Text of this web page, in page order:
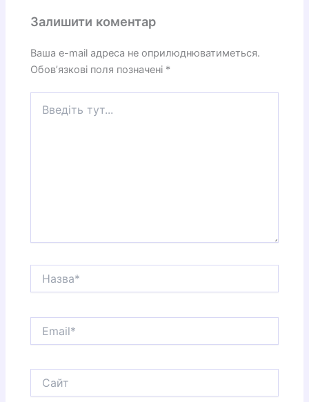
Залишити коментар
Ваша e-mail адреса не оприлюднюватиметься.
Обов’язкові поля позначені *
тут...